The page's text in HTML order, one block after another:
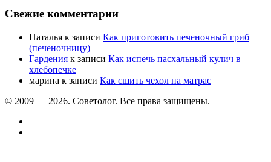
Свежие комментарии
Наталья к записи Как приготовить печеночный гриб
(печеночницу)
Гардения к записи Как испечь пасхальный кулич в
хлебопечке
марина к записи Как сшить чехол на матрас
© 2009 — 2026. Советолог. Все права защищены.